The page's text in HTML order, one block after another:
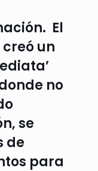
El
creó un
no
se
de
para